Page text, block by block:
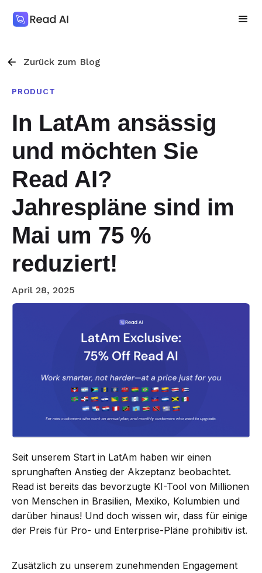
Zurück zum Blog
PRODUCT
In LatAm ansässig
und möchten Sie
Read AI?
Jahrespläne sind im
Mai um 75 %
reduziert!
April 28, 2025
Seit unserem Start in LatAm haben wir einen
sprunghaften Anstieg der Akzeptanz beobachtet.
Read ist bereits das bevorzugte KI-Tool von Millionen
von Menschen in Brasilien, Mexiko, Kolumbien und
darüber hinaus! Und doch wissen wir, dass für einige
der Preis für Pro- und Enterprise-Pläne prohibitiv ist.
Zusätzlich zu unserem zunehmenden Engagement